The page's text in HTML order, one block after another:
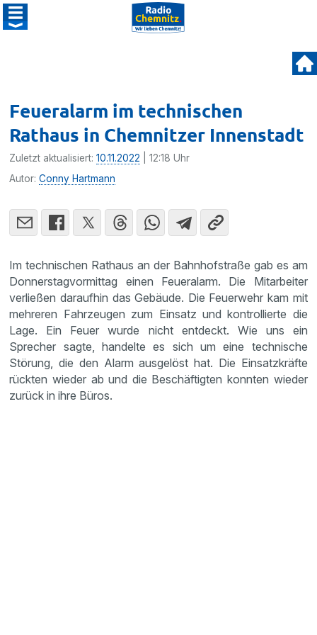
Feueralarm im technischen
Rathaus in Chemnitzer Innenstadt
Zuletzt aktualisiert:10.11.2022 | 12:18 Uhr
Autor:Conny Hartmann
Im technischen Rathaus an der Bahnhofstraße gab es am
Donnerstagvormittag einen Feueralarm. Die Mitarbeiter
verließen daraufhin das Gebäude. Die Feuerwehr kam mit
mehreren Fahrzeugen zum Einsatz und kontrollierte die
Lage. Ein Feuer wurde nicht entdeckt. Wie uns ein
Sprecher sagte, handelte es sich um eine technische
Störung, die den Alarm ausgelöst hat. Die Einsatzkräfte
rückten wieder ab und die Beschäftigten konnten wieder
zurück in ihre Büros.